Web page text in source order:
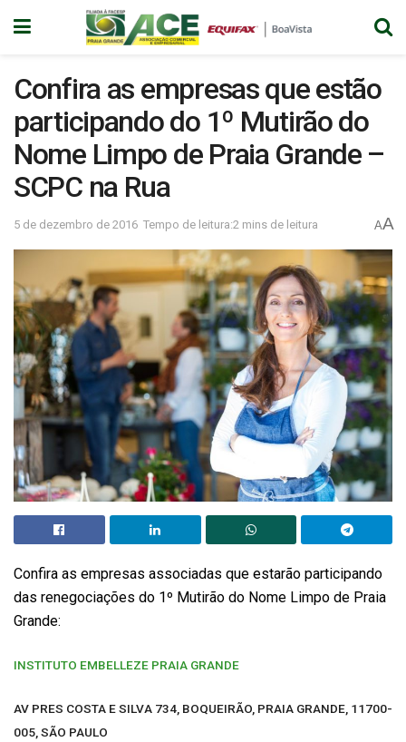
Confira as empresas que estão
participando do 1º Mutirão do
Nome Limpo de Praia Grande –
SCPC na Rua
5 de dezembro de 2016 Tempo de leitura:2 mins de leitura AA
Confira as empresas associadas que estarão participando
das renegociações do 1º Mutirão do Nome Limpo de Praia
Grande:
INSTITUTO EMBELLEZE PRAIA GRANDE
AV PRES COSTA E SILVA 734, BOQUEIRÃO, PRAIA GRANDE, 11700-
005, SÃO PAULO